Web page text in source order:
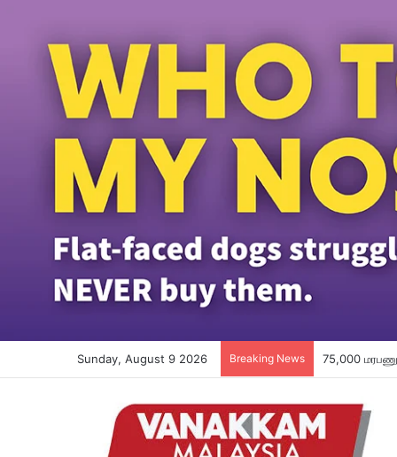
Sunday, August 9 2026 Breaking News